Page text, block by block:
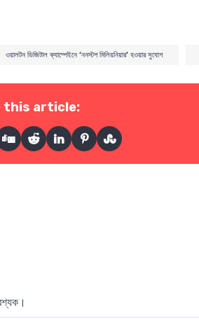
ওয়ালটন ডিজিটাল ক্যাম্পেইনে ‘ননস্টপ মিলিয়নিয়ার’ হওয়ার সুযোগ
this article: